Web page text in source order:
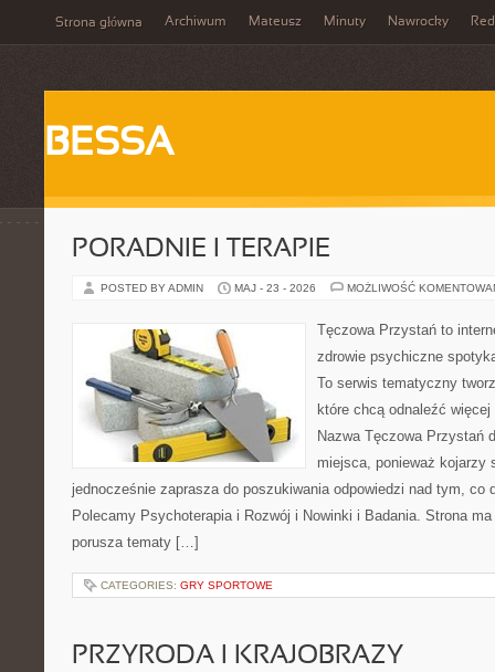
Strona główna Archiwum Mateusz Minuty Nawrocky
BESSA
PORADNIE I TERAPIE
POSTED BY ADMIN MAJ - 23 - 2026 MOŻLIWOŚĆ
Tęczowa Przystań to
zdrowie psychiczne
To serwis tematyczny
które chcą odnaleźć
Nazwa Tęczowa Przystań
miejsca, ponieważ kojarzy
jednocześnie zaprasza do poszukiwania odpowiedzi nad tym, co
Polecamy Psychoterapia i Rozwój i Nowinki i Badania. Strona
porusza tematy […]
CATEGORIES: GRY SPORTOWE
PRZYRODA I KRAJOBRAZY